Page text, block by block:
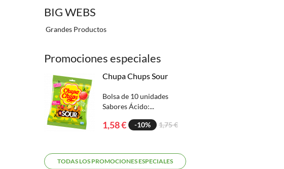
BIG WEBS
Grandes Productos
Promociones especiales
Chupa Chups Sour
Bolsa de 10 unidades
Sabores Ácido:...
1,58 € -10% 1,75 €
TODAS LOS PROMOCIONES ESPECIALES